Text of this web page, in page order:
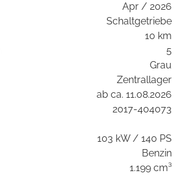
Apr / 2026
Schaltgetriebe
10 km
5
Grau
Zentrallager
ab ca. 11.08.2026
2017-404073
103 kW / 140 PS
Benzin
1.199 cm³